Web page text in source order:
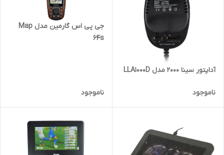
آداپتور سینا 2000 مدل LLA1000D
ناموجود
جی پی اس گارمین مدل Map
64s
ناموجود